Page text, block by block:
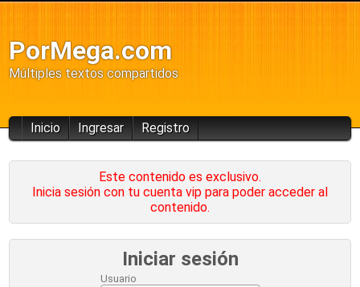
PorMega.com
Múltiples textos compartidos
Inicio Ingresar Registro
Este contenido es exclusivo.
Inicia sesión con tu cuenta vip para poder acceder al
contenido.
Iniciar sesión
Usuario